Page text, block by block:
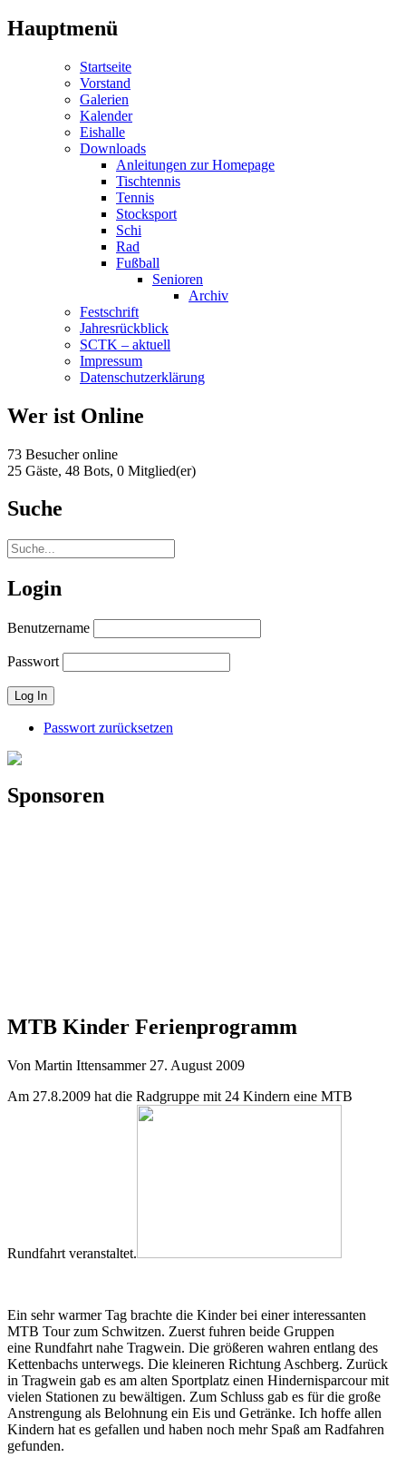
Hauptmenü
Startseite
Vorstand
Galerien
Kalender
Eishalle
Downloads
Anleitungen zur Homepage
Tischtennis
Tennis
Stocksport
Schi
Rad
Fußball
Senioren
Archiv
Festschrift
Jahresrückblick
SCTK – aktuell
Impressum
Datenschutzerklärung
Wer ist Online
73 Besucher online
25 Gäste, 48 Bots, 0 Mitglied(er)
Suche
Login
Benutzername
Passwort
Passwort zurücksetzen
Sponsoren
MTB Kinder Ferienprogramm
Von Martin Ittensammer 27. August 2009
Am 27.8.2009 hat die Radgruppe mit 24 Kindern eine MTB
Rundfahrt veranstaltet.
Ein sehr warmer Tag brachte die Kinder bei einer interessanten
MTB Tour zum Schwitzen. Zuerst fuhren beide Gruppen
eine Rundfahrt nahe Tragwein. Die größeren wahren entlang des
Kettenbachs unterwegs. Die kleineren Richtung Aschberg. Zurück
in Tragwein gab es am alten Sportplatz einen Hindernisparcour mit
vielen Stationen zu bewältigen. Zum Schluss gab es für die große
Anstrengung als Belohnung ein Eis und Getränke. Ich hoffe allen
Kindern hat es gefallen und haben noch mehr Spaß am Radfahren
gefunden.